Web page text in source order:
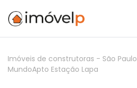
Imóveis de construtoras - São Paulo
MundoApto Estação Lapa